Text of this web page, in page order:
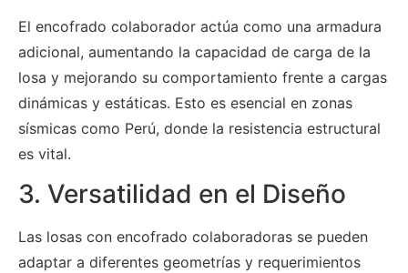
El encofrado colaborador actúa como una armadura
adicional, aumentando la capacidad de carga de la
losa y mejorando su comportamiento frente a cargas
dinámicas y estáticas. Esto es esencial en zonas
sísmicas como Perú, donde la resistencia estructural
es vital.
3. Versatilidad en el Diseño
Las losas con encofrado colaboradoras se pueden
adaptar a diferentes geometrías y requerimientos